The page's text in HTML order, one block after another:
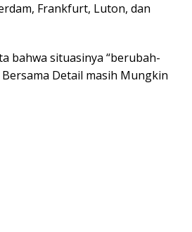
Frankfurt, Luton, dan
bahwa situasinya “berubah-
Detail masih Mungkin